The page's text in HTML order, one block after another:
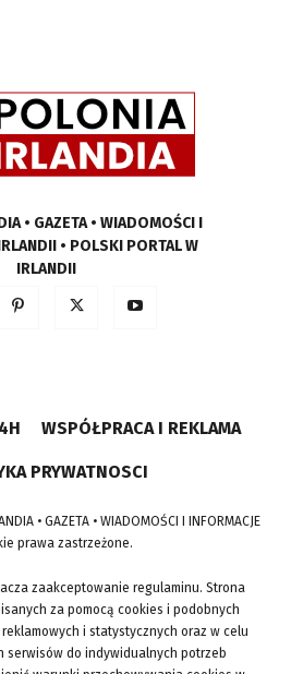
• GAZETA • WIADOMOŚCI I
• POLSKI PORTAL W
IRLANDII
WSPÓŁPRACA I REKLAMA
PRYWATNOSCI
• GAZETA • WIADOMOŚCI I INFORMACJE
prawa zastrzeżone.
zaakceptowanie regulaminu. Strona
za pomocą cookies i podobnych
i statystycznych oraz w celu
serwisów do indywidualnych potrzeb